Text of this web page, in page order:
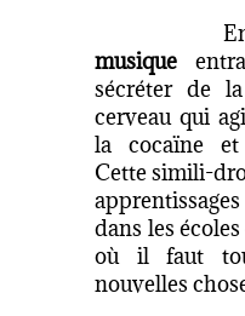
En
musique
sécréter de
cerveau qui
la cocaïne et
Cette simili-
dans les
où il faut
nouvelles